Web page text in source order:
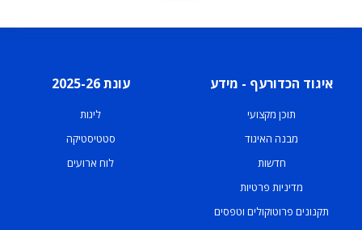
איגוד הכדורעף - מידע
תוכן מקצועי
מבנה האיגוד
חדשות
מדיניות פרטיות
תקנונים פרוטוקולים וטפסים
עונת 2025-26
ליגות
סטטיסטיקה
לוח ארועים